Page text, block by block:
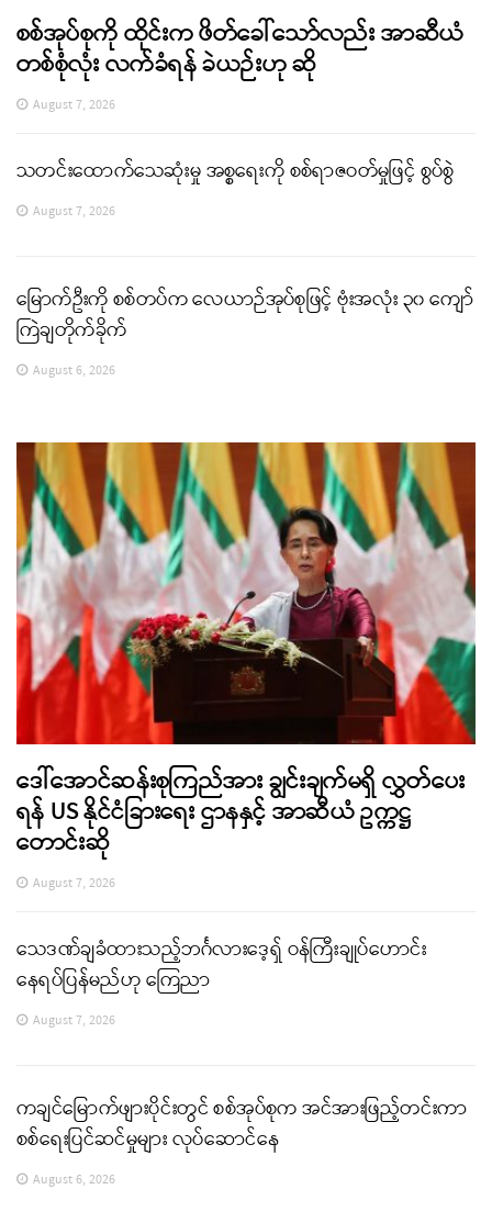
စစ်အုပ်စုကို ထိုင်းက ဖိတ်ခေါ်သော်လည်း အာဆီယံ
တစ်စုံလုံး လက်ခံရန် ခဲယဉ်းဟု ဆို
August 7, 2026
သတင်းထောက်သေဆုံးမှု အစ္စရေးကို စစ်ရာဇဝတ်မှုဖြင့် စွပ်စွဲ
August 7, 2026
မြောက်ဦးကို စစ်တပ်က လေယာဉ်အုပ်စုဖြင့် ဗုံးအလုံး ၃၀ ကျော်
ကြဲချတိုက်ခိုက်
August 6, 2026
ဒေါ်အောင်ဆန်းစုကြည်အား ချွင်းချက်မရှိ လွှတ်ပေး
ရန် US နိုင်ငံခြားရေး ဌာနနှင့် အာဆီယံ ဥက္ကဋ္ဌ
တောင်းဆို
August 7, 2026
သေဒဏ်ချခံထားသည့်ဘင်္ဂလားဒေ့ရှ် ဝန်ကြီးချုပ်ဟောင်း
နေရပ်ပြန်မည်ဟု ကြေညာ
August 7, 2026
ကချင်မြောက်ဖျားပိုင်းတွင် စစ်အုပ်စုက အင်အားဖြည့်တင်းကာ
စစ်ရေးပြင်ဆင်မှုများ လုပ်ဆောင်နေ
August 6, 2026